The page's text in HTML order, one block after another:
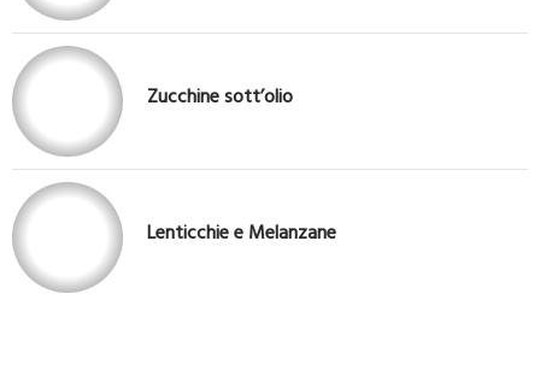
Zucchine sott’olio
Lenticchie e Melanzane